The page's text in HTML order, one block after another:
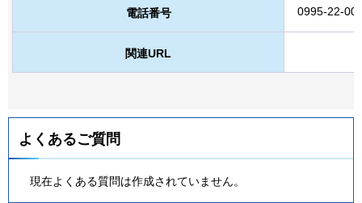
電話番号 0995-22-
関連URL
よくあるご質問
現在よくある質問は作成されていません。